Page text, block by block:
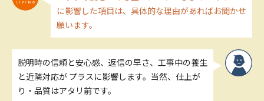
に影響した項目は、具体的な理由があればお聞かせ
願います。
説明時の信頼と安心感、返信の早さ、工事中の養生
と近隣対応が プラスに影響します。当然、仕上が
り・品質はアタリ前です。